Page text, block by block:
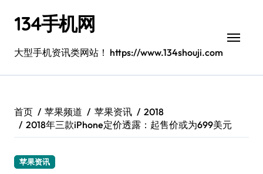
134手机网
大型手机资讯类网站！ https://www.134shouji.com
首页 苹果频道 苹果资讯
2018
2018年三款iPhone定价透露：起售价或为699美元
苹果资讯